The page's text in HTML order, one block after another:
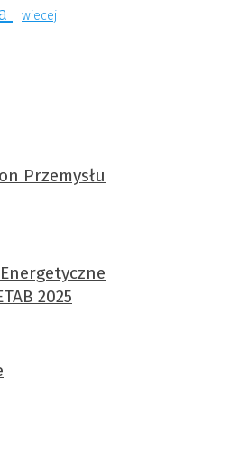
wiecej
Przemysłu
2025